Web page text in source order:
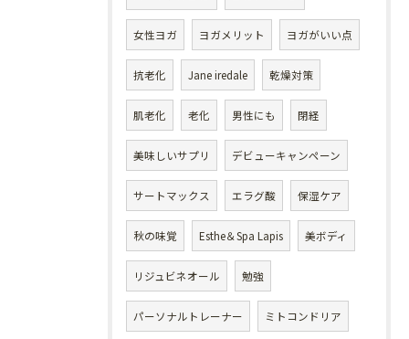
女性ヨガ ヨガメリット ヨガがいい点
抗老化 Jane iredale 乾燥対策
肌老化 老化 男性にも 閉経
美味しいサプリ デビューキャンペーン
サートマックス エラグ酸 保湿ケア
秋の味覚 Esthe＆Spa Lapis 美ボディ
リジュビネオール 勉強
パーソナルトレーナー ミトコンドリア